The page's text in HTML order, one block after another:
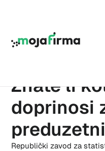
Znate li
doprinosi
Republički zavod za